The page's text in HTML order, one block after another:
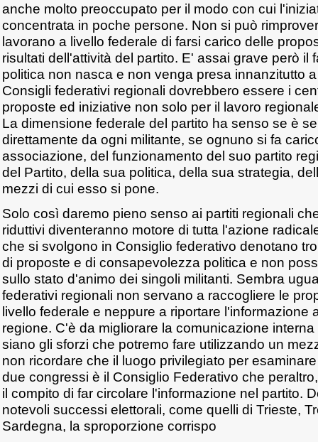
anche molto preoccupato per il modo con cui
concentrata in poche persone. Non si può
lavorano a livello federale di farsi carico delle
risultati dell'attività del partito. E' assai grave però il
politica non nasca e non venga presa innanzitutto
Consigli federativi regionali dovrebbero essere i
proposte ed iniziative non solo per il lavoro
La dimensione federale del partito ha senso se è
direttamente da ogni militante, se ognuno si fa
associazione, del funzionamento del suo partito
del Partito, della sua politica, della sua strategia,
mezzi di cui esso si pone.
Solo così daremo pieno senso ai partiti regionali
riduttivi diventeranno motore di tutta l'azione
che si svolgono in Consiglio federativo denotano
di proposte e di consapevolezza politica e non
sullo stato d'animo dei singoli militanti. Sembra
federativi regionali non servano a raccogliere le
livello federale e neppure a riportare l'informazione
regione. C'è da migliorare la comunicazione
siano gli sforzi che potremo fare utilizzando un
non ricordare che il luogo privilegiato per
due congressi è il Consiglio Federativo che
il compito di far circolare l'informazione nel partito.
notevoli successi elettorali, come quelli di Trieste,
Sardegna, la sproporzione corrispo